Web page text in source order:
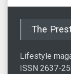
The
Lifestyle
ISSN 2637-